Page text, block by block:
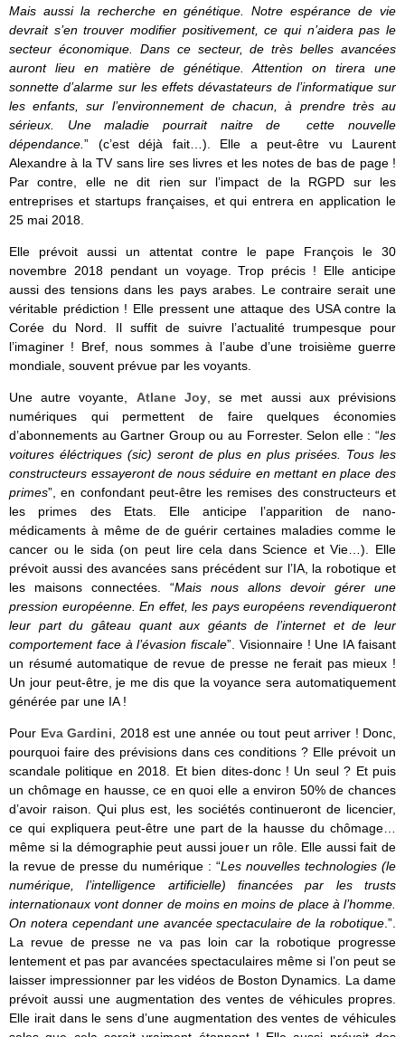
Mais aussi la recherche en génétique. Notre espérance de vie
devrait s’en trouver modifier positivement, ce qui n’aidera pas le
secteur économique. Dans ce secteur, de très belles avancées
auront lieu en matière de génétique. Attention on tirera une
sonnette d’alarme sur les effets dévastateurs de l’informatique sur
les enfants, sur l’environnement de chacun, à prendre très au
sérieux. Une maladie pourrait naitre de cette nouvelle
dépendance. ” (c’est déjà fait…). Elle a peut-être vu Laurent
Alexandre à la TV sans lire ses livres et les notes de bas de page !
Par contre, elle ne dit rien sur l’impact de la RGPD sur les
entreprises et startups françaises, et qui entrera en application le
25 mai 2018.
Elle prévoit aussi un attentat contre le pape François le 30
novembre 2018 pendant un voyage. Trop précis ! Elle anticipe
aussi des tensions dans les pays arabes. Le contraire serait une
véritable prédiction ! Elle pressent une attaque des USA contre la
Corée du Nord. Il suffit de suivre l’actualité trumpesque pour
l’imaginer ! Bref, nous sommes à l’aube d’une troisième guerre
mondiale, souvent prévue par les voyants.
Une autre voyante, Atlane Joy,se met aussi aux prévisions
numériques qui permettent de faire quelques économies
d’abonnements au Gartner Group ou au Forrester.Selon elle : “les
voitures éléctriques (sic) seront de plus en plus prisées. Tous les
constructeurs essayeront de nous séduire en mettant en place des
primes”, en confondant peut-être les remises des constructeurs et
les primes des Etats. Elle anticipe l’apparition de nano-
médicaments à même de de guérir certaines maladies comme le
cancer ou le sida (on peut lire cela dans Science et Vie…). Elle
prévoit aussi desavancées sans précédent sur l’IA, la robotique et
les maisons connectées. “Mais nous allons devoir gérer une
pression européenne. En effet, les pays européens revendiqueront
leur part du gâteau quant aux géants de l’internet et de leur
comportement face à l’évasion fiscale”. Visionnaire ! Une IA faisant
un résumé automatique de revue de presse ne ferait pas mieux !
Un jour peut-être, je me dis que la voyance sera automatiquement
générée par une IA !
Pour Eva Gardini , 2018 est une année ou tout peut arriver ! Donc,
pourquoi faire des prévisions dans ces conditions ? Elle prévoit un
scandale politique en 2018. Et bien dites-donc ! Un seul ? Et puis
un chômage en hausse, ce en quoi elle a environ 50% de chances
d’avoir raison. Qui plus est, les sociétés continueront de licencier,
ce qui expliquera peut-être une part de la hausse du chômage…
même si la démographie peut aussi jouer un rôle. Elle aussi fait de
la revue de presse du numérique : “Les nouvelles technologies (le
numérique, l’intelligence artificielle) financées par les trusts
internationaux vont donner de moins en moins de place à l’homme.
On notera cependant une avancée spectaculaire de la robotique .”.
La revue de presse ne va pas loin car la robotique progresse
lentement et pas par avancées spectaculaires même si l’on peut se
laisser impressionner par les vidéos de Boston Dynamics. La dame
prévoit aussi une augmentation des ventes de véhicules propres.
Elle irait dans le sens d’une augmentation des ventes de véhicules